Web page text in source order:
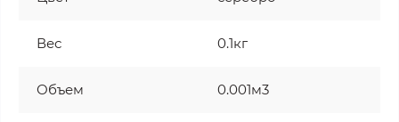
Вес 0.1кг
Объем 0.001м3